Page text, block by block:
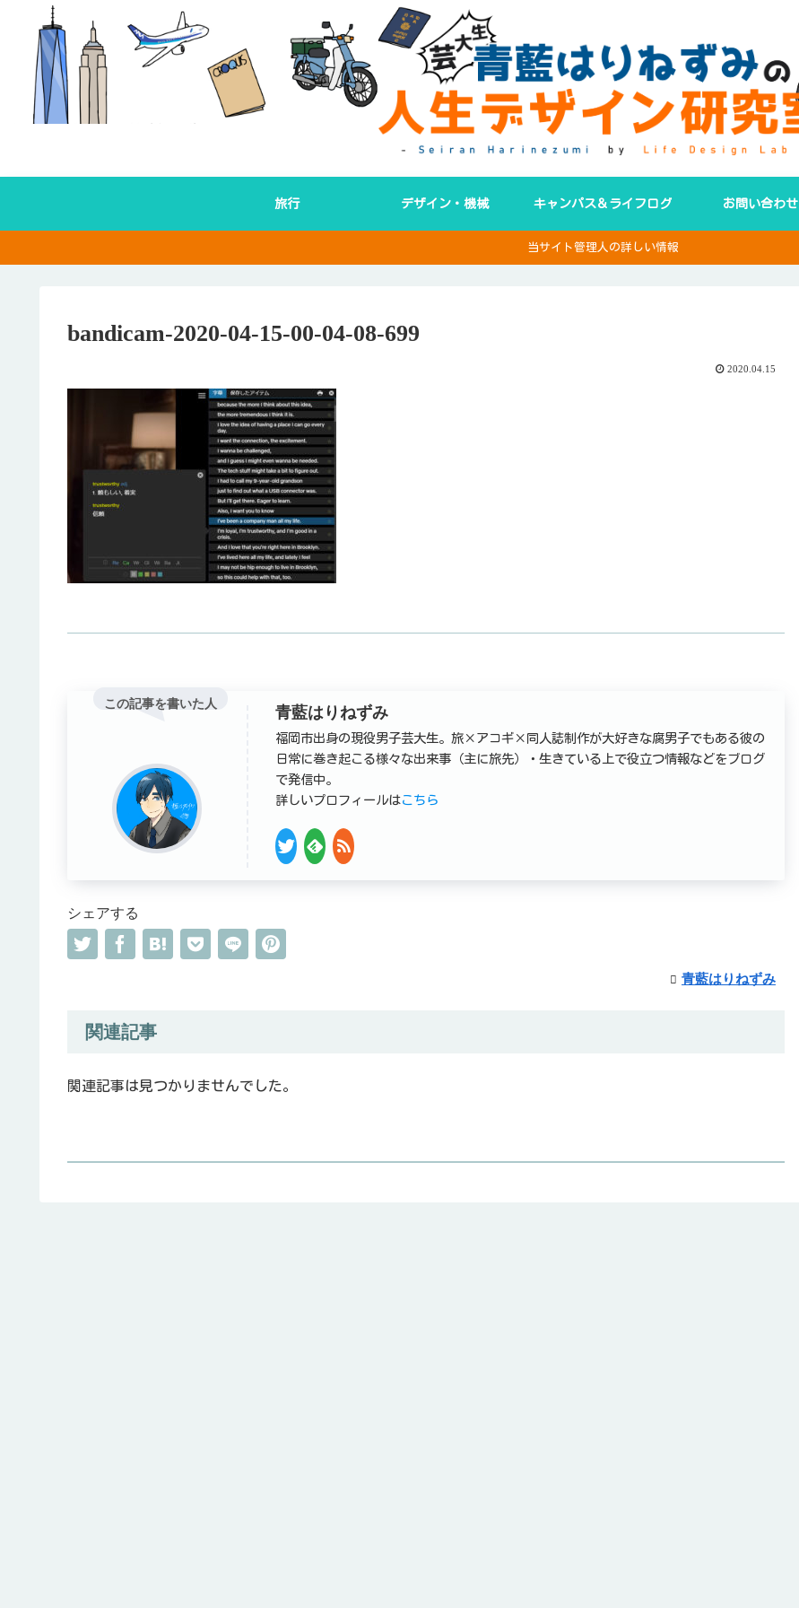
旅行 デザイン・機械 キャンパス＆ライフログ お問い合わせ
当サイト管理人の詳しい情報
bandicam-2020-04-15-00-04-08-699
2020.04.15
この記事を書いた人 青藍はりねずみ
福岡市出身の現役男子芸大生。旅×アコギ×同人誌制作が大好きな腐男子でもある彼の
日常に巻き起こる様々な出来事（主に旅先）・生きている上で役立つ情報などをブログ
で発信中。
詳しいプロフィールはこちら
シェアする
青藍はりねずみ
関連記事
関連記事は見つかりませんでした。